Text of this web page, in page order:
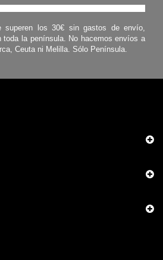
superen los 30€ sin gastos de envío,
toda la península. No hacemos envíos a
Ceuta ni Melilla. Sólo Península.